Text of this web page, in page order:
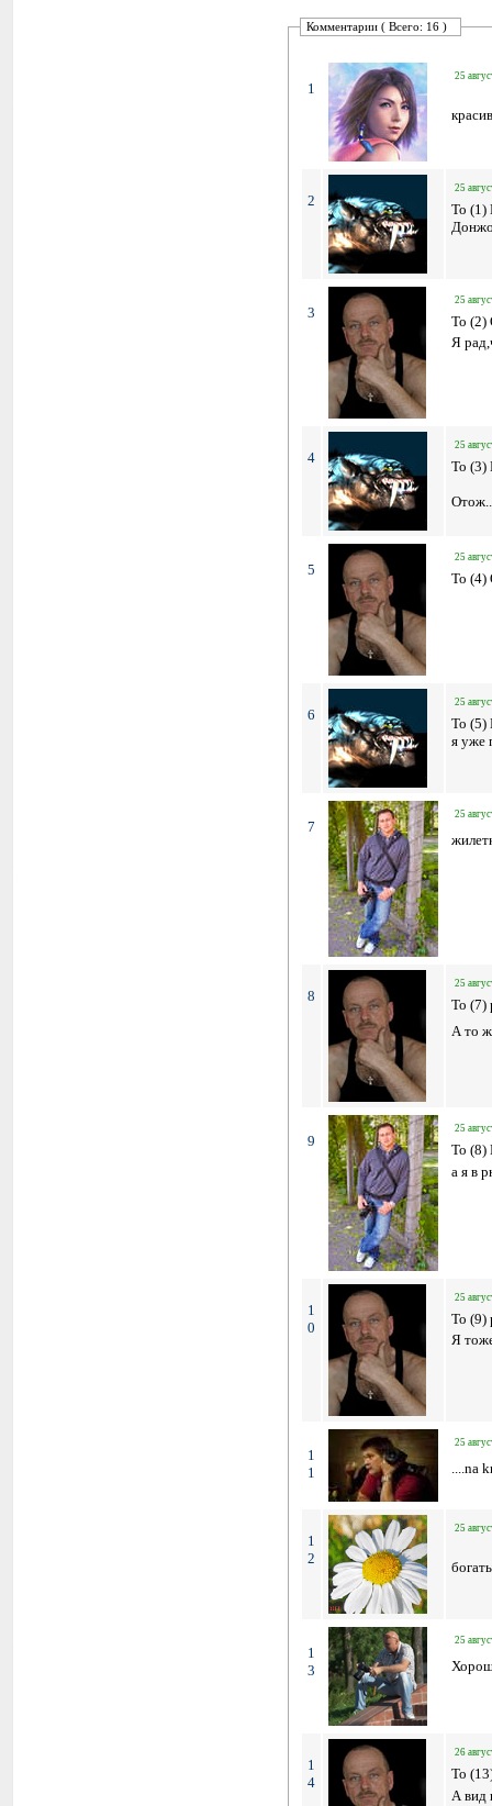
Комментарии ( Всего: 16 )
1
25
2
25
To (1)
3
25
To
Я
4
25
To
5
25
To (4)
6
25
To
я уже
7
25
8
25
To
А то
9
25
To
а я в
1
0
25
To
Я
1
1
25
1
2
25
1
3
25
1
4
26
To
А вид